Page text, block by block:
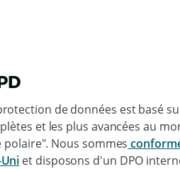
de données est basé
et les plus avancées au
polaire". Nous sommes
et disposons d'un DPO